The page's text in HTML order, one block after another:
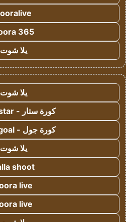
365
يلا شوت
يلا شوت
كورة ستار - koora-star
كورة جول - koora-goal
يلا شوت
shoot
live
live